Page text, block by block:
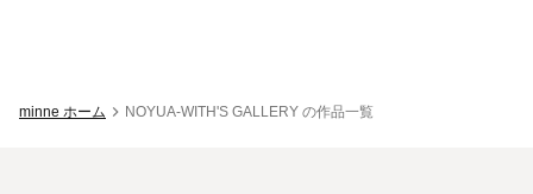
minne ホーム NOYUA-WITH'S GALLERY の作品一覧